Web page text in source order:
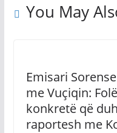
You May
Emisari
me Vuçiqin:
konkretë që
raportesh me